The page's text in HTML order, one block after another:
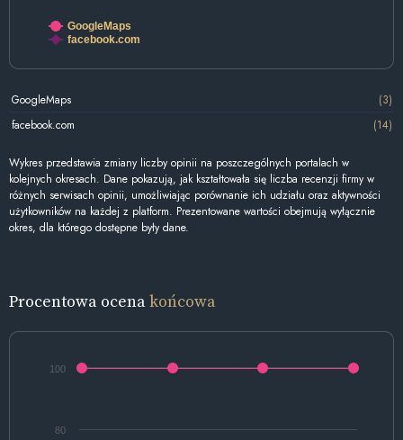
GoogleMaps
facebook.com
GoogleMaps
(3)
facebook.com
(14)
Wykres przedstawia zmiany liczby opinii na poszczególnych portalach w
kolejnych okresach. Dane pokazują, jak kształtowała się liczba recenzji firmy w
różnych serwisach opinii, umożliwiając porównanie ich udziału oraz aktywności
użytkowników na każdej z platform. Prezentowane wartości obejmują wyłącznie
okres, dla którego dostępne były dane.
Procentowa ocenakońcowa
80
100